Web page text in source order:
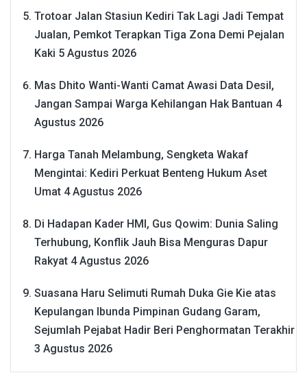
Trotoar Jalan Stasiun Kediri Tak Lagi Jadi Tempat
Jualan, Pemkot Terapkan Tiga Zona Demi Pejalan
Kaki 5 Agustus 2026
Mas Dhito Wanti-Wanti Camat Awasi Data Desil,
Jangan Sampai Warga Kehilangan Hak Bantuan 4
Agustus 2026
Harga Tanah Melambung, Sengketa Wakaf
Mengintai: Kediri Perkuat Benteng Hukum Aset
Umat 4 Agustus 2026
Di Hadapan Kader HMI, Gus Qowim: Dunia Saling
Terhubung, Konflik Jauh Bisa Menguras Dapur
Rakyat 4 Agustus 2026
Suasana Haru Selimuti Rumah Duka Gie Kie atas
Kepulangan Ibunda Pimpinan Gudang Garam,
Sejumlah Pejabat Hadir Beri Penghormatan Terakhir
3 Agustus 2026